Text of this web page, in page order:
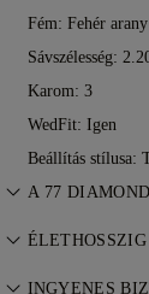
Fém: Fehér
Sávszélesség:
Karom: 3
WedFit: Igen
Beállítás stílusa:
A 77
Az
A 77 Diamonds
INGYENES